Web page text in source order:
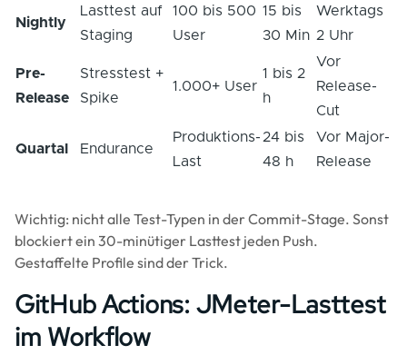
Nightly
Lasttest auf
Staging
100 bis 500
User
15 bis
30 Min
Werktags
2 Uhr
Pre-
Release
Stresstest +
Spike
1.000+ User
1 bis 2
h
Vor
Release-
Cut
Quartal Endurance
Produktions-
Last
24 bis
48 h
Vor Major-
Release
Wichtig: nicht alle Test-Typen in der Commit-Stage. Sonst
blockiert ein 30-minütiger Lasttest jeden Push.
Gestaffelte Profile sind der Trick.
GitHub Actions: JMeter-Lasttest
im Workflow